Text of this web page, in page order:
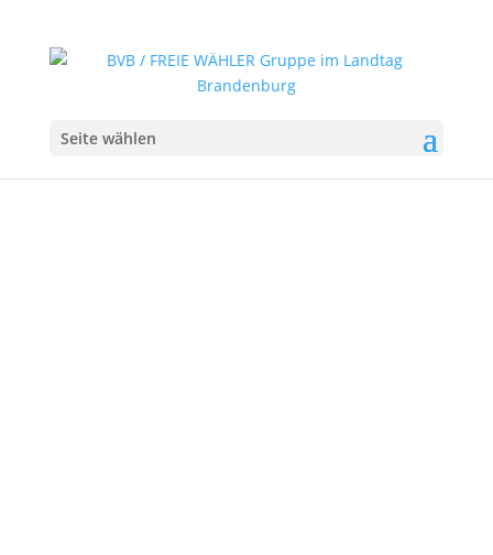
Seite wählen